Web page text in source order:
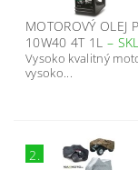
MOTOROVÝ OLEJ
10W40 4T 1L –
Vysoko kvalitný
vysoko...
2.